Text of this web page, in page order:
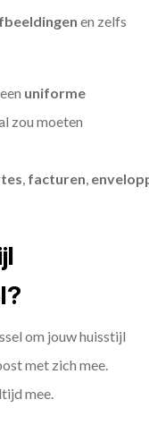
en zelfs
uniforme
zou moeten
, facturen,
om jouw huisstijl
met zich mee.
mee.